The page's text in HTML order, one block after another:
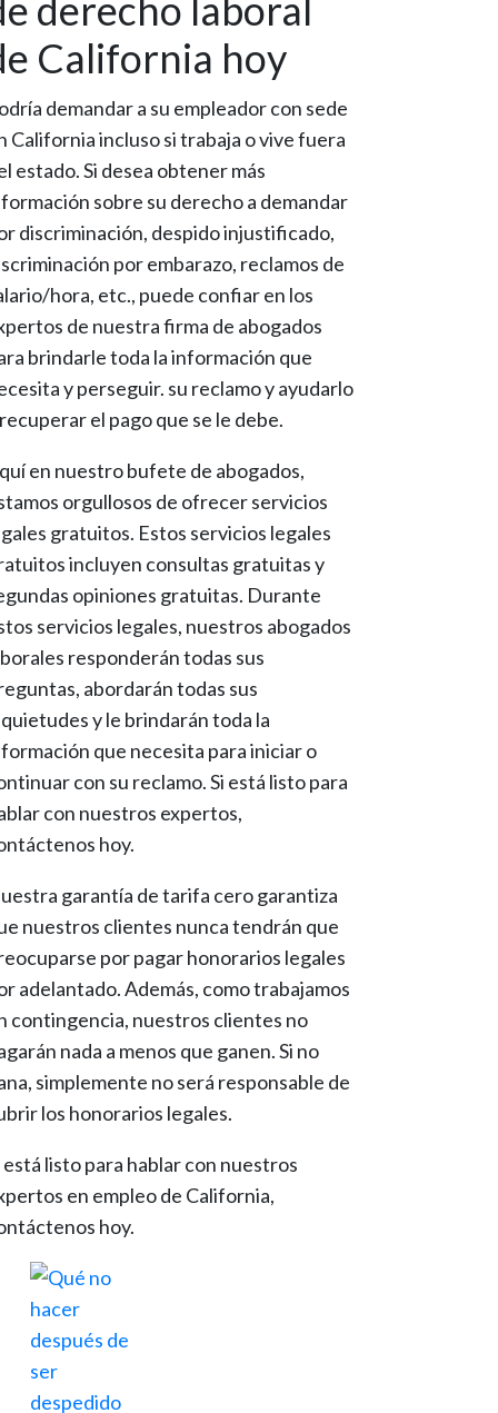
derecho laboral
California hoy
demandar a su empleador con sede
California incluso si trabaja o vive fuera
estado. Si desea obtener más
sobre su derecho a demandar
discriminación, despido injustificado,
por embarazo, reclamos de
hora, etc., puede confiar en los
de nuestra firma de abogados
brindarle toda la información que
y perseguir. su reclamo y ayudarlo
el pago que se le debe.
en nuestro bufete de abogados,
orgullosos de ofrecer servicios
gratuitos. Estos servicios legales
incluyen consultas gratuitas y
opiniones gratuitas. Durante
servicios legales, nuestros abogados
responderán todas sus
abordarán todas sus
y le brindarán toda la
que necesita para iniciar o
con su reclamo. Si está listo para
con nuestros expertos,
hoy.
garantía de tarifa cero garantiza
nuestros clientes nunca tendrán que
por pagar honorarios legales
adelantado. Además, como trabajamos
contingencia, nuestros clientes no
nada a menos que ganen. Si no
simplemente no será responsable de
los honorarios legales.
está listo para hablar con nuestros
en empleo de California,
hoy.